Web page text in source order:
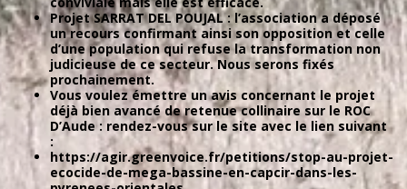
Projet SARRAT DEL POUJAL : l’association a déposé
un recours confirmant ainsi son opposition et celle
d’une population qui refuse la transformation non
judicieuse de ce secteur. Nous serons fixés
prochainement.
Vous voulez émettre un avis concernant le projet
déjà bien avancé de retenue collinaire sur le ROC
D’Aude : rendez-vous sur le site avec le lien suivant
:
https://agir.greenvoice.fr/petitions/stop-au-projet-
ecocide-de-mega-bassine-en-capcir-dans-les-